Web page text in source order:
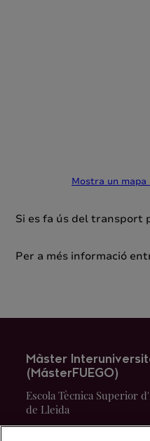
Mostra un mapa
Si es fa ús del transport
Per a més informació
Màster
(MásterFUEGO)
Escola Tècnica Superior
de Lleida